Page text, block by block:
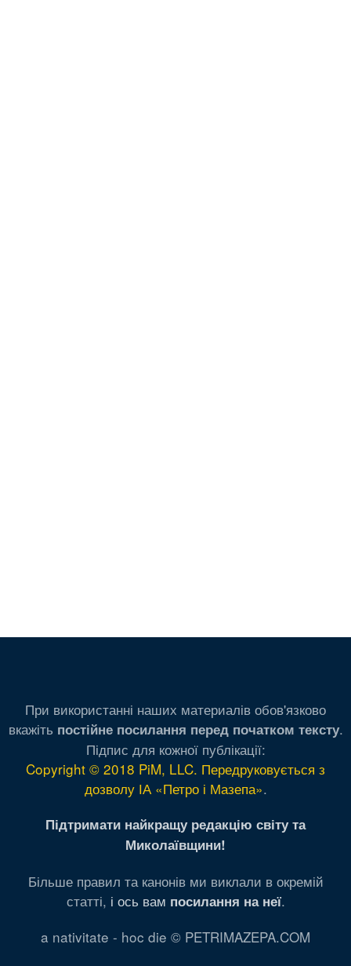
При використанні наших материалів обов'язково
вкажіть постійне посилання перед початком тексту.
Підпис для кожної публікації:
Copyright © 2018 PiM, LLC. Передруковується з
дозволу ІА «Петро і Мазепа».
Підтримати найкращу редакцію світу та
Миколаївщини!
Більше правил та канонів ми виклали в окремій
статті, і ось вам посилання на неї.
a nativitate - hoc die © PETRIMAZEPA.COM